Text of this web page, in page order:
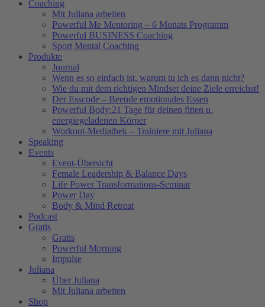
Coaching
Mit Juliana arbeiten
Powerful Me Mentoring – 6 Monats Programm
Powerful BUSINESS Coaching
Sport Mental Coaching
Produkte
Journal
Wenn es so einfach ist, warum tu ich es dann nicht?
Wie du mit dem richtigen Mindset deine Ziele erreichst!
Der Esscode – Beende emotionales Essen
Powerful Body:21 Tage für deinen fitten u.
energiegeladenen Körper
Workout-Mediathek – Trainiere mit Juliana
Speaking
Events
Event-Übersicht
Female Leadership & Balance Days
Life Power Transformations-Seminar
Power Day
Body & Mind Retreat
Podcast
Gratis
Gratis
Powerful Morning
Impulse
Juliana
Über Juliana
Mit Juliana arbeiten
Shop